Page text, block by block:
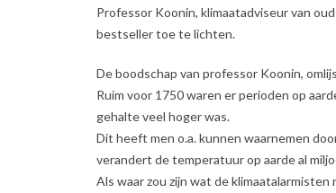
Professor Koonin, klimaatadviseur van
bestseller toe te lichten.
De boodschap van professor Koonin,
Ruim voor 1750 waren er perioden op
gehalte veel hoger was.
Dit heeft men o.a. kunnen waarnemen
verandert de temperatuur op aarde al
Als waar zou zijn wat de klimaatalarmisten